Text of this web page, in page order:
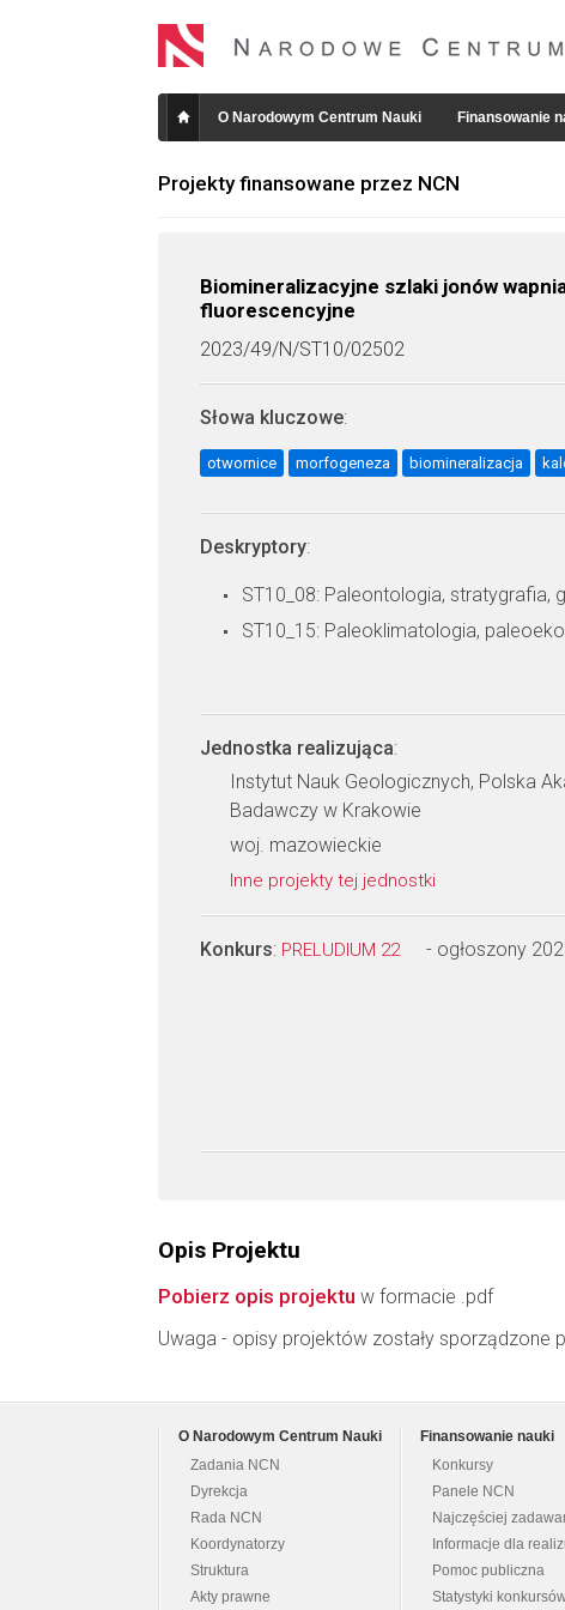
O Narodowym Centrum Nauki Finansowanie
Projekty finansowane przez NCN
Biomineralizacyjne szlaki jonów
fluorescencyjne
2023/49/N/ST10/02502
Słowa kluczowe:
otwornice morfogeneza biomineralizacja
Deskryptory:
ST10_08: Paleontologia, stratygrafia,
ST10_15: Paleoklimatologia,
Jednostka realizująca:
Instytut Nauk Geologicznych, Polska
Badawczy w Krakowie
woj. mazowieckie
Inne projekty tej jednostki
Konkurs: PRELUDIUM 22 - ogłoszony
Opis Projektu
Pobierz opis projektu w formacie .pdf
Uwaga - opisy projektów zostały
O Narodowym Centrum Nauki
Zadania NCN
Dyrekcja
Rada NCN
Koordynatorzy
Struktura
Akty prawne
Finansowanie nauki
Konkursy
Panele NCN
Najczęściej
Informacje dla
Pomoc publiczna
Statystyki